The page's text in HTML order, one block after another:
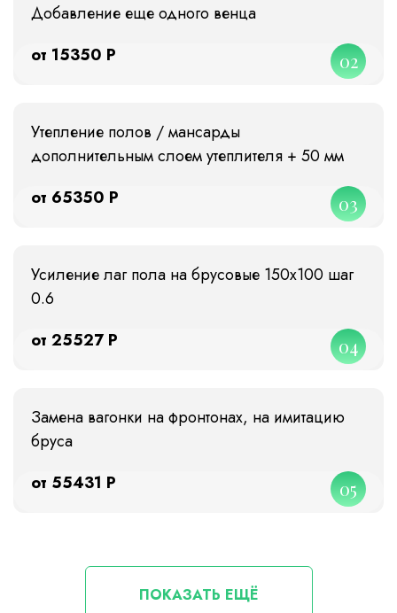
Добавление еще одного венца
от 15350 Р
02
Утепление полов / мансарды
дополнительным слоем утеплителя + 50 мм
от 65350 Р
03
Усиление лаг пола на брусовые 150х100 шаг
0.6
от 25527 Р
04
Замена вагонки на фронтонах, на имитацию
бруса
от 55431 Р
05
ПОКАЗАТЬ ЕЩЁ